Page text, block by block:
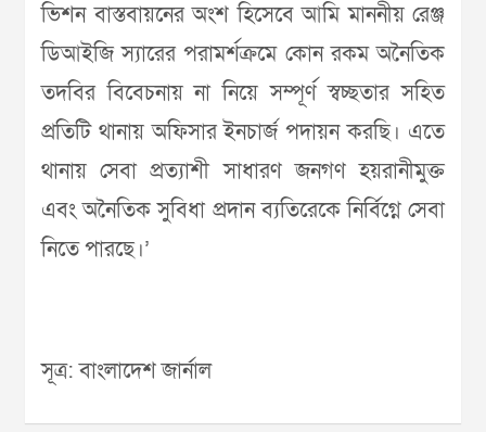
ভিশন বাস্তবায়নের অংশ হিসেবে আমি মাননীয় রেঞ্জ
ডিআইজি স্যারের পরামর্শক্রমে কোন রকম অনৈতিক
তদবির বিবেচনায় না নিয়ে সম্পূর্ণ স্বচ্ছতার সহিত
প্রতিটি থানায় অফিসার ইনচার্জ পদায়ন করছি। এতে
থানায় সেবা প্রত্যাশী সাধারণ জনগণ হয়রানীমুক্ত
এবং অনৈতিক সুবিধা প্রদান ব্যতিরেকে নির্বিগ্নে সেবা
নিতে পারছে।’
সূত্র: বাংলাদেশ জার্নাল